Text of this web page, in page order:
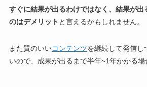
すぐに結果が出るわけではなく、結果が出
のはデメリット と言えるかもしれません。
また質のいいコンテンツを継続して発信し
いので、成果が出るまで半年~1年かかる場